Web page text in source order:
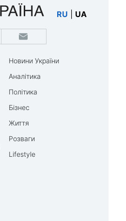
RU UA
Новини України
Аналітика
Політика
Бізнес
Життя
Розваги
Lifestyle